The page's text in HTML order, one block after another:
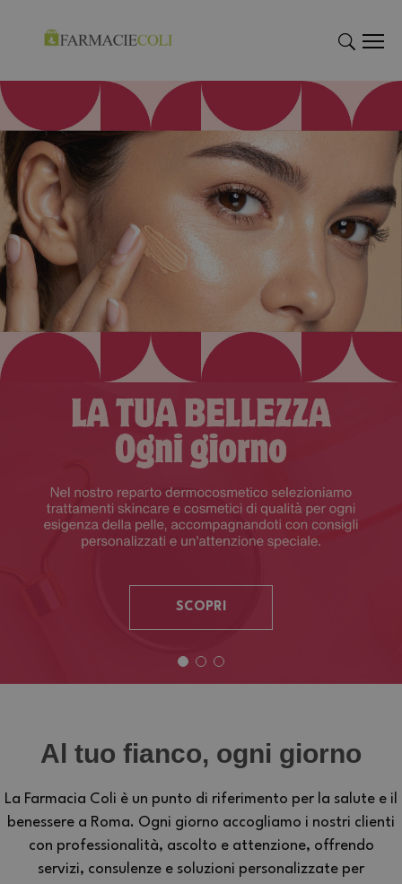
"Cerca
SCOPRI
Al tuo fianco, ogni giorno
La Farmacia Coli è un punto di riferimento per la salute e il
benessere a Roma. Ogni giorno accogliamo i nostri clienti
con professionalità, ascolto e attenzione, offrendo
servizi, consulenze e soluzioni personalizzate per